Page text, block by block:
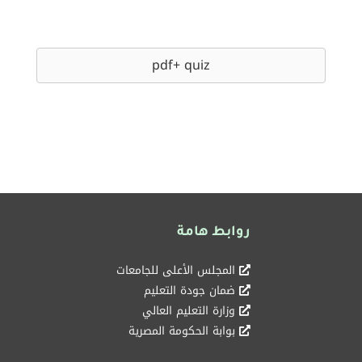
pdf+ quiz
روابط هامة
المجلس الأعلى للجامعات
ضمان جودة التعليم
وزارة التعليم العالي
بوابة الحكومة المصرية